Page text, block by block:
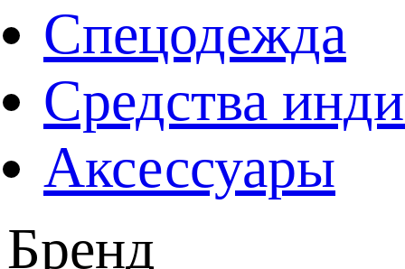
Спецодежда
Средства
Аксессуары
Бренд